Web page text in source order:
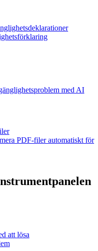
med AI
PDF-filer automatiskt för
att lösa